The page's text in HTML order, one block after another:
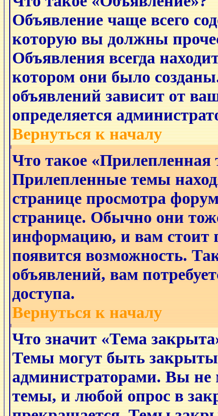
Объявление чаще всего
которую вы должны
Объявления всегда
котором они было
объявлений зависит от
определяется
Вернуться к началу
Что такое «Прилепленная
Прилепленные темы
странице просмотра
странице. Обычно они
информацию, и вам стоит
появится возможность.
объявлений, вам
доступа.
Вернуться к началу
Что значит «Тема
Темы могут быть
администраторами. Вы не
темы, и любой опрос в